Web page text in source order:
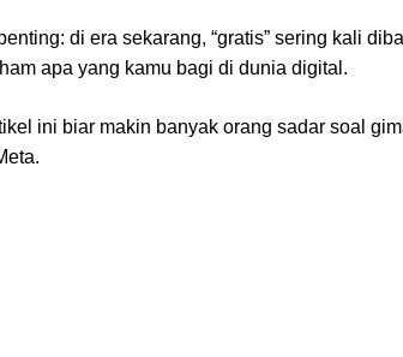
di era sekarang, “gratis” sering kali
apa yang kamu bagi di dunia digital.
ini biar makin banyak orang sadar soal